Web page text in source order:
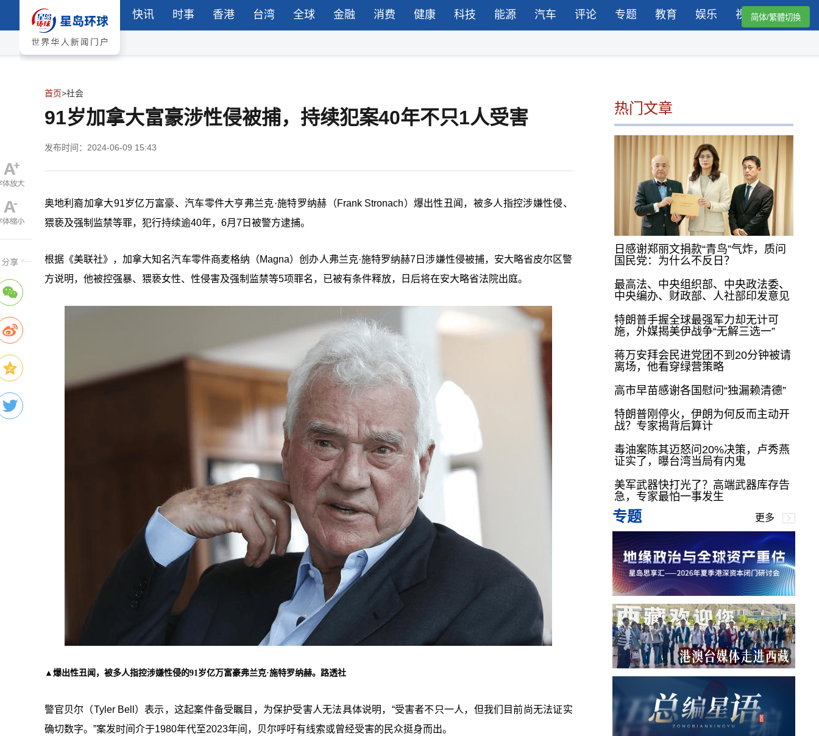
快讯 时事 香港 台湾 全球 金融 消费 健康 科技 能源 汽车 评论 专题 教育 娱乐 视频简体/繁體切換
首页>社会
91岁加拿大富豪涉性侵被捕，持续犯案40年不只1人受害
发布时间：2024-06-09 15:43
奥地利裔加拿大91岁亿万富豪、汽车零件大亨弗兰克·施特罗纳赫（Frank Stronach）爆出性丑闻，被多人指控涉嫌性侵、
猥亵及强制监禁等罪，犯行持续逾40年，6月7日被警方逮捕。
根据《美联社》，加拿大知名汽车零件商麦格纳（Magna）创办人弗兰克·施特罗纳赫7日涉嫌性侵被捕，安大略省皮尔区警
方说明，他被控强暴、猥亵女性、性侵害及强制监禁等5项罪名，已被有条件释放，日后将在安大略省法院出庭。
▲爆出性丑闻，被多人指控涉嫌性侵的91岁亿万富豪弗兰克·施特罗纳赫。路透社
警官贝尔（Tyler Bell）表示，这起案件备受瞩目，为保护受害人无法具体说明，“受害者不只一人，但我们目前尚无法证实
确切数字。”案发时间介于1980年代至2023年间，贝尔呼吁有线索或曾经受害的民众挺身而出。
热门文章
日感谢郑丽文捐款“青鸟”气炸，质问
国民党：为什么不反日？
最高法、中央组织部、中央政法委、
中央编办、财政部、人社部印发意见
特朗普手握全球最强军力却无计可
施，外媒揭美伊战争“无解三选一”
蒋万安拜会民进党团不到20分钟被请
离场，他看穿绿营策略
高市早苗感谢各国慰问“独漏赖清德”
特朗普刚停火，伊朗为何反而主动开
战？专家揭背后算计
毒油案陈其迈怒问20%决策，卢秀燕
证实了，曝台湾当局有内鬼
美军武器快打光了？高端武器库存告
急，专家最怕一事发生
专题 更多